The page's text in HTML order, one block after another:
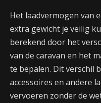
Het laadvermogen van
extra gewicht je veilig
berekend door het
van de caravan en het
te bepalen. Dit verschil
accessoires en andere
vervoeren zonder de